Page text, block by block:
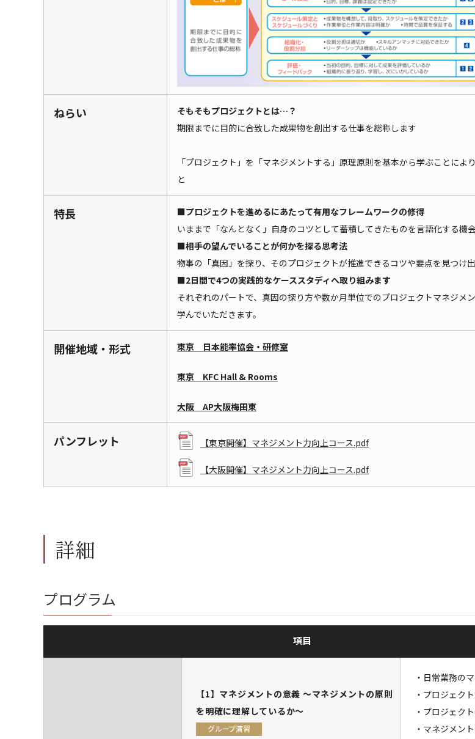
ねらい
そもそもプロジェクトとは…？
期限までに目的に合致した成果物を創出する仕事を総称します
「プロジェクト」を「マネジメントする」原理原則を基本から学ぶことに
と
特長
■プロジェクトを進めるにあたって有用なフレームワークの修得
いままで「なんとなく」自身のコツとして蓄積してきたものを言語化する機会
■相手の望んでいることが何かを探る思考法
物事の「真因」を探り、そのプロジェクトが推進できるコツや要点を見つけ
■2日間で4つの実践的なケーススタディへ取り組みます
それぞれのパートで、真因の探り方や数か月単位でのプロジェクトマネジメ
学んでいただきます。
開催地域・形式 東京 日本能率協会・研修室
東京 KFC Hall & Rooms
大阪 AP大阪梅田東
パンフレット 【東京開催】マネジメント力向上コース.pdf
【大阪開催】マネジメント力向上コース.pdf
詳細
プログラム
項目
【1】マネジメントの意義 ～マネジメントの原則
を明確に理解しているか～
グループ演習
・日常業務の
・プロジェク
・プロジェク
・マネジメン